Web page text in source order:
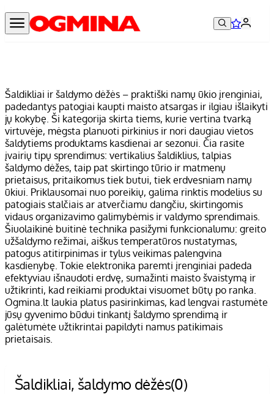
Šaldikliai ir šaldymo dėžės – praktiški namų ūkio įrenginiai,
padedantys patogiai kaupti maisto atsargas ir ilgiau išlaikyti
jų kokybę. Ši kategorija skirta tiems, kurie vertina tvarką
virtuvėje, mėgsta planuoti pirkinius ir nori daugiau vietos
šaldytiems produktams kasdienai ar sezonui. Čia rasite
įvairių tipų sprendimus: vertikalius šaldiklius, talpias
šaldymo dėžes, taip pat skirtingo tūrio ir matmenų
prietaisus, pritaikomus tiek butui, tiek erdvesniam namų
ūkiui. Priklausomai nuo poreikių, galima rinktis modelius su
patogiais stalčiais ar atverčiamu dangčiu, skirtingomis
vidaus organizavimo galimybėmis ir valdymo sprendimais.
Šiuolaikinė buitinė technika pasižymi funkcionalumu: greito
užšaldymo režimai, aiškus temperatūros nustatymas,
patogus atitirpinimas ir tylus veikimas palengvina
kasdienybę. Tokie elektronika paremti įrenginiai padeda
efektyviau išnaudoti erdvę, sumažinti maisto švaistymą ir
užtikrinti, kad reikiami produktai visuomet būtų po ranka.
Ogmina.lt laukia platus pasirinkimas, kad lengvai rastumėte
jūsų gyvenimo būdui tinkantį šaldymo sprendimą ir
galėtumėte užtikrintai papildyti namus patikimais
prietaisais.
Šaldikliai, šaldymo dėžės(0)